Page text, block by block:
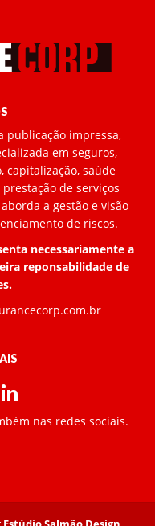
publicação impressa,
em seguros,
capitalização, saúde
de serviços
a gestão e visão
de riscos.
necessariamente a
reponsabilidade de
nas redes sociais.